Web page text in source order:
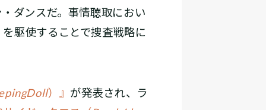
ダンスだ。事情聴取におい
駆使することで捜査戦略に
）』 が発表され、ラ